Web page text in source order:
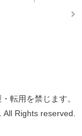
転用を禁じます。
Rights reserved.